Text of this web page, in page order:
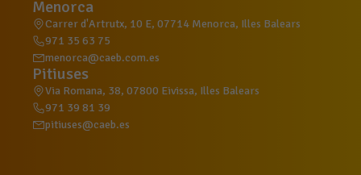
Menorca
Carrer d'Artrutx, 10 E, 07714 Menorca, Illes Balears
971 35 63 75
menorca@caeb.com.es
Pitiuses
Via Romana, 38, 07800 Eivissa, Illes Balears
971 39 81 39
pitiuses@caeb.es